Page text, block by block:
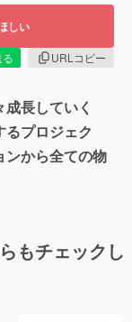
しい
URLコピー
長していく
プロジェク
ンから全ての物
もチェックし